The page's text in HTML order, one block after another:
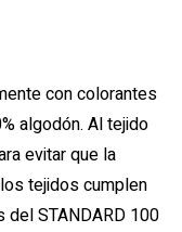
con colorantes
algodón. Al tejido
evitar que la
tejidos cumplen
STANDARD 100